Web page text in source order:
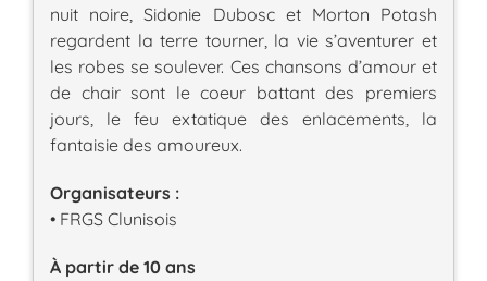
nuit noire, Sidonie Dubosc et Morton Potash
regardent la terre tourner, la vie s’aventurer et
les robes se soulever. Ces chansons d’amour et
de chair sont le coeur battant des premiers
jours, le feu extatique des enlacements, la
fantaisie des amoureux.
Organisateurs :
• FRGS Clunisois
À partir de 10 ans